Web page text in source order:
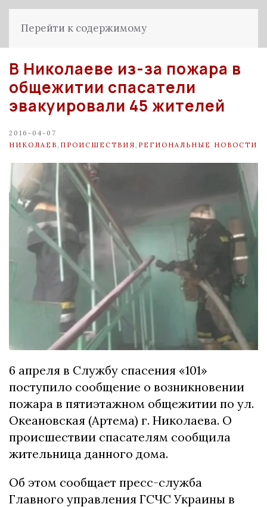
Перейти к содержимому
В Николаеве из-за пожара в
общежитии спасатели
эвакуировали 45 жителей
2016-04-07
НИКОЛАЕВ ПРОИСШЕСТВИЯ РЕГИОНАЛЬНЫЕ НОВОСТИ
6 апреля в Службу спасения «101»
поступило сообщение о возникновении
пожара в пятиэтажном общежитии по ул.
Океановская (Артема) г. Николаева. О
происшествии спасателям сообщила
жительница данного дома.
Об этом сообщает пресс-служба
Главного управления ГСЧС Украины в